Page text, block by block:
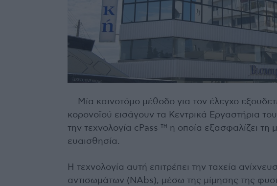
Μία καινοτόμο μέθοδο για τον έλεγχο
κορoνοϊού εισάγουν τα Κεντρικά Εργαστήρια
την τεχνολογία cPass ™ η οποία εξασφαλίζει τη
ευαισθησία.
Η τεχνολογία αυτή επιτρέπει την ταχεία
αντισωμάτων (NAbs), μέσω της μίμησης της